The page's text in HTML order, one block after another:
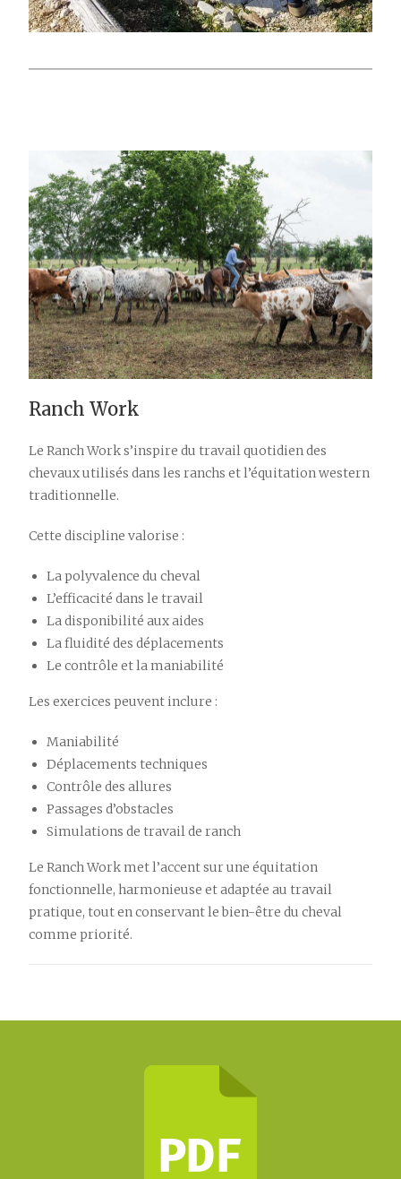
Ranch Work
Le Ranch Work s’inspire du travail quotidien des
chevaux utilisés dans les ranchs et l’équitation western
traditionnelle.
Cette discipline valorise :
La polyvalence du cheval
L’efficacité dans le travail
La disponibilité aux aides
La fluidité des déplacements
Le contrôle et la maniabilité
Les exercices peuvent inclure :
Maniabilité
Déplacements techniques
Contrôle des allures
Passages d’obstacles
Simulations de travail de ranch
Le Ranch Work met l’accent sur une équitation
fonctionnelle, harmonieuse et adaptée au travail
pratique, tout en conservant le bien-être du cheval
comme priorité.